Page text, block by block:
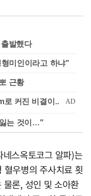
발했다
미인이라고 하냐"
근황
는 것이…"
스옥토코그 알파)는
우병의 주사치료 횟
론, 성인 및 소아환